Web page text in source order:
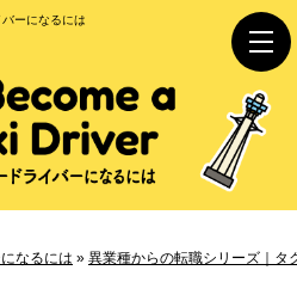
ーになるには
なるには » 異業種からの転職シリーズ｜タ